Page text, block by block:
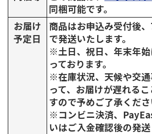
同梱可能です。
お届け
予定日
商品はお申込み受付後
で発送いたします。
※土日、祝日、年末年
っております。
※在庫状況、天候や交
って、お届けが遅れる
すので予めご了承くださ
※コンビニ決済、
いはご入金確認後の発送